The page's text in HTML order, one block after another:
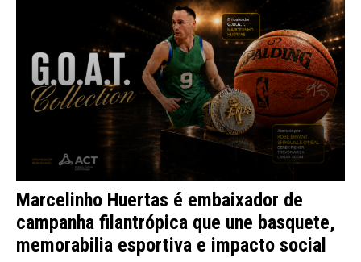
Marcelinho Huertas é embaixador de
campanha filantrópica que une basquete,
memorabilia esportiva e impacto social